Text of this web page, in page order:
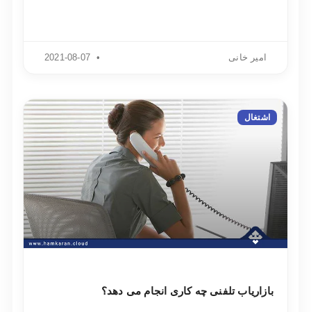
امیر خانی
اشتغال
بازاریاب تلفنی چه کاری انجام می دهد؟